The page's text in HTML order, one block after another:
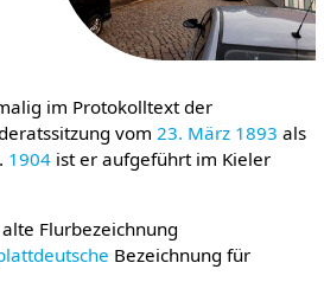
im Protokolltext der
vom 23. März 1893 als
1904ist er aufgeführt im Kieler
Flurbezeichnung
Bezeichnung für